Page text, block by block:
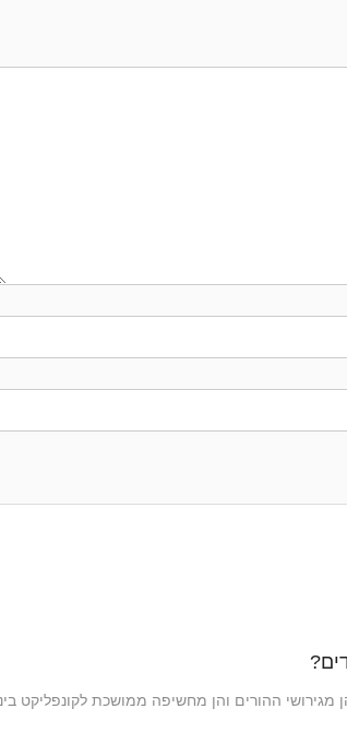
ההורים והן מחשיפה ממושכת לקונפליקט